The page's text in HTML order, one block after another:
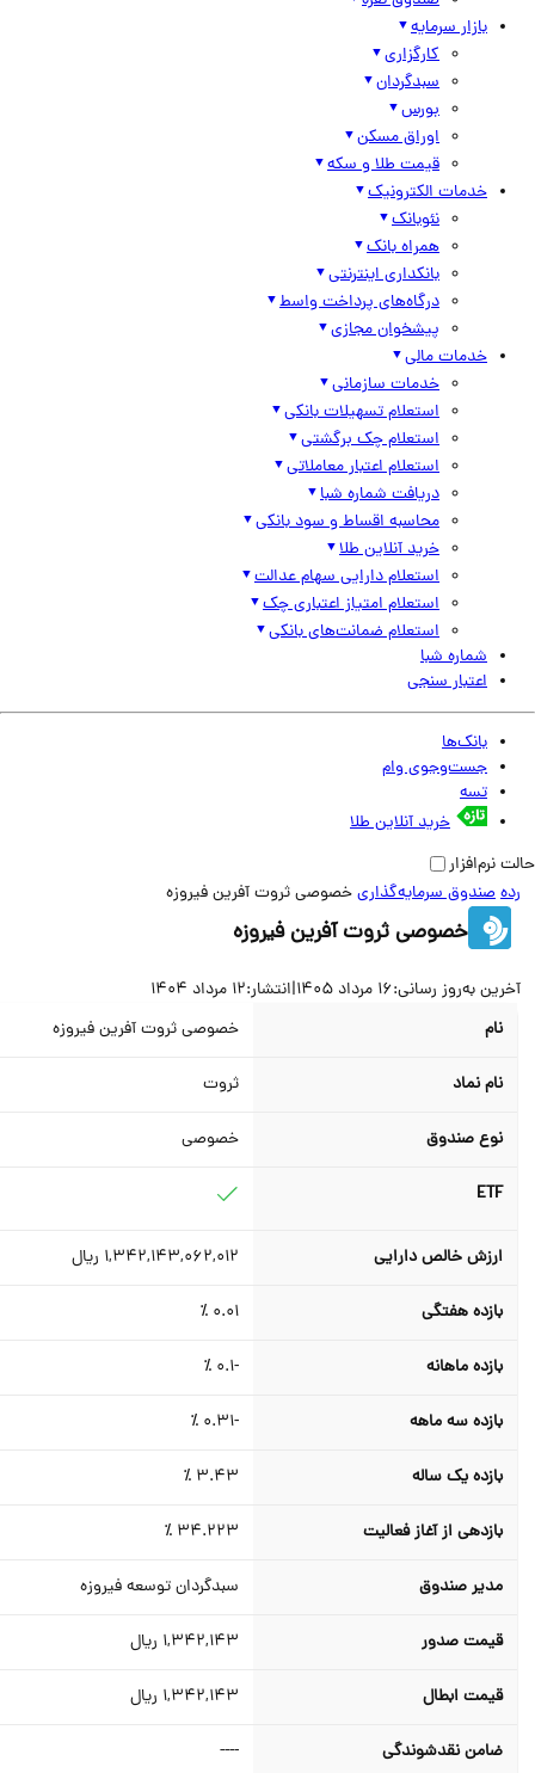
بازار سرمایه
کارگزاری
سبدگردان
بورس
اوراق مسکن
قیمت طلا و سکه
خدمات الکترونیک
نئوبانک
همراه بانک
بانکداری اینترنتی
درگاه‌های پرداخت واسط
پیشخوان مجازی
خدمات مالی
خدمات سازمانی
استعلام تسهیلات بانکی
استعلام چک برگشتی
استعلام اعتبار معاملاتی
دریافت شماره شبا
محاسبه اقساط و سود بانکی
خرید آنلاین طلا
استعلام دارایی سهام عدالت
استعلام امتیاز اعتباری چک
استعلام ضمانت‌های بانکی
شماره شبا
اعتبار سنجی
بانک‌ها
جست‌وجوی وام
تسه
خرید آنلاین طلا
صندوق سرمایه‌گذاریخصوصی ثروت آفرین فیروزه
خصوصی ثروت آفرین فیروزه
به‌روز رسانی:16 مرداد 1405 |انتشار:12 مرداد 1404
خصوصی ثروت آفرین فیروزه
نام نماد ثروت
نوع صندوق خصوصی
ارزش خالص دارایی 1,342,143,062,012ریال
بازده هفتگی ٪
بازده ماهانه ٪
بازده سه ماهه ٪
بازده یک ساله 3.43 ٪
بازدهی از آغاز فعالیت 34.223 ٪
مدیر صندوق سبدگردان توسعه فیروزه
قیمت صدور 1,342,143ریال
قیمت ابطال 1,342,143ریال
ضامن نقدشوندگي